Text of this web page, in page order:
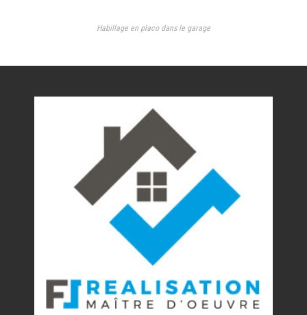
Habillage en placo dans le garage